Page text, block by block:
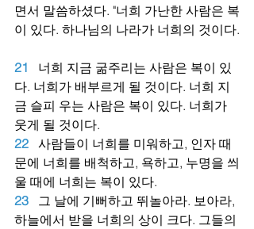
면서 말씀하셨다. "너희 가난한 사람은 복
이 있다. 하나님의 나라가 너희의 것이다.
21
너희 지금 굶주리는 사람은 복이 있
다. 너희가 배부르게 될 것이다. 너희 지
금 슬피 우는 사람은 복이 있다. 너희가
웃게 될 것이다.
22 사람들이 너희를 미워하고, 인자 때
문에 너희를 배척하고, 욕하고, 누명을 씌
울 때에 너희는 복이 있다.
23
그 날에 기뻐하고 뛰놀아라. 보아라,
하늘에서 받을 너희의 상이 크다. 그들의